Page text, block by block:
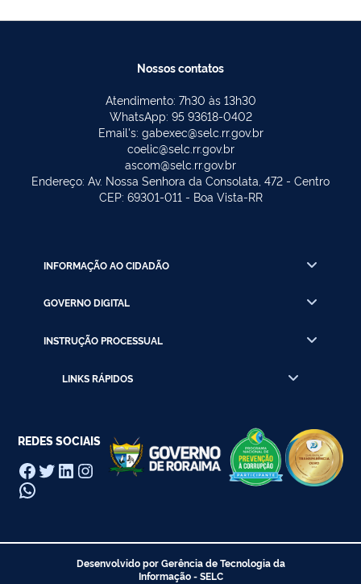
Nossos contatos
Atendimento: 7h30 às 13h30
WhatsApp: 95 93618-0402
Email's: gabexec@selc.rr.gov.br
coelic@selc.rr.gov.br
ascom@selc.rr.gov.br
Endereço: Av. Nossa Senhora da Consolata, 472 - Centro
CEP: 69301-011 - Boa Vista-RR
INFORMAÇÃO AO CIDADÃO
GOVERNO DIGITAL
INSTRUÇÃO PROCESSUAL
LINKS RÁPIDOS
REDES SOCIAIS
Facebook
Twitter
LinkedIn
Instagram
WhatsApp
Desenvolvido por Gerência de Tecnologia da
Informação - SELC